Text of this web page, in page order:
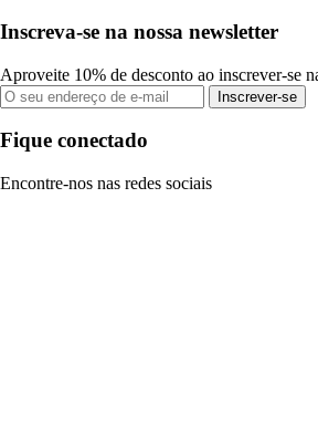
Inscreva-se na nossa newsletter
Aproveite 10% de desconto ao inscrever-se
Inscrever-se
Fique conectado
Encontre-nos nas redes sociais